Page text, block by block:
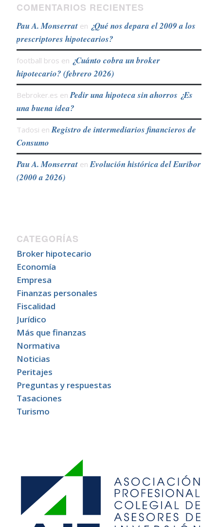
COMENTARIOS RECIENTES
Pau A. Monserraten ¿Qué nos depara el 2009 a los
prescriptores hipotecarios?
football bros en ¿Cuánto cobra un broker
hipotecario? (febrero 2026)
Bebroker.es enPedir una hipoteca sin ahorros ¿Es
una buena idea?
Tadosi enRegistro de intermediarios financieros de
Consumo
Pau A. MonserratenEvolución histórica del Euribor
(2000 a 2026)
CATEGORÍAS
Broker hipotecario
Economía
Empresa
Finanzas personales
Fiscalidad
Jurídico
Más que finanzas
Normativa
Noticias
Peritajes
Preguntas y respuestas
Tasaciones
Turismo